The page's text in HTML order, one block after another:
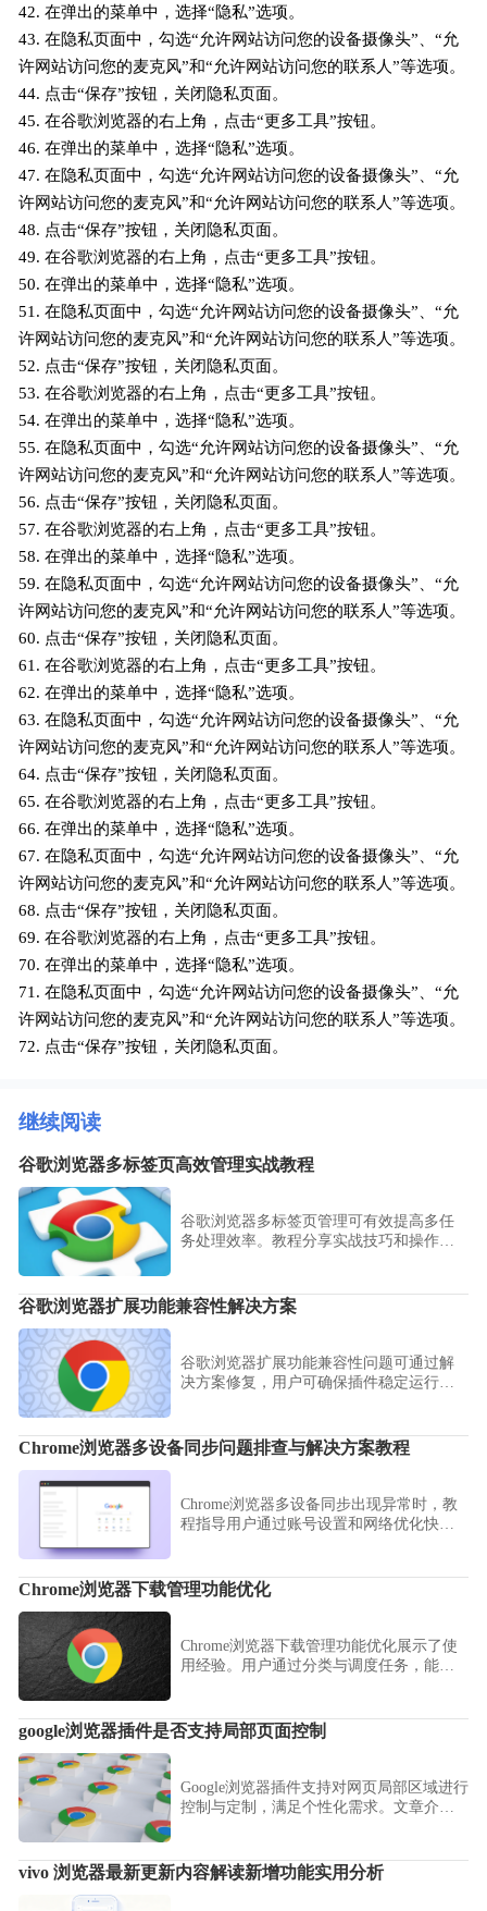
42. 在弹出的菜单中，选择“隐私”选项。
43. 在隐私页面中，勾选“允许网站访问您的设备摄像头”、“允
许网站访问您的麦克风”和“允许网站访问您的联系人”等选项。
44. 点击“保存”按钮，关闭隐私页面。
45. 在谷歌浏览器的右上角，点击“更多工具”按钮。
46. 在弹出的菜单中，选择“隐私”选项。
47. 在隐私页面中，勾选“允许网站访问您的设备摄像头”、“允
许网站访问您的麦克风”和“允许网站访问您的联系人”等选项。
48. 点击“保存”按钮，关闭隐私页面。
49. 在谷歌浏览器的右上角，点击“更多工具”按钮。
50. 在弹出的菜单中，选择“隐私”选项。
51. 在隐私页面中，勾选“允许网站访问您的设备摄像头”、“允
许网站访问您的麦克风”和“允许网站访问您的联系人”等选项。
52. 点击“保存”按钮，关闭隐私页面。
53. 在谷歌浏览器的右上角，点击“更多工具”按钮。
54. 在弹出的菜单中，选择“隐私”选项。
55. 在隐私页面中，勾选“允许网站访问您的设备摄像头”、“允
许网站访问您的麦克风”和“允许网站访问您的联系人”等选项。
56. 点击“保存”按钮，关闭隐私页面。
57. 在谷歌浏览器的右上角，点击“更多工具”按钮。
58. 在弹出的菜单中，选择“隐私”选项。
59. 在隐私页面中，勾选“允许网站访问您的设备摄像头”、“允
许网站访问您的麦克风”和“允许网站访问您的联系人”等选项。
60. 点击“保存”按钮，关闭隐私页面。
61. 在谷歌浏览器的右上角，点击“更多工具”按钮。
62. 在弹出的菜单中，选择“隐私”选项。
63. 在隐私页面中，勾选“允许网站访问您的设备摄像头”、“允
许网站访问您的麦克风”和“允许网站访问您的联系人”等选项。
64. 点击“保存”按钮，关闭隐私页面。
65. 在谷歌浏览器的右上角，点击“更多工具”按钮。
66. 在弹出的菜单中，选择“隐私”选项。
67. 在隐私页面中，勾选“允许网站访问您的设备摄像头”、“允
许网站访问您的麦克风”和“允许网站访问您的联系人”等选项。
68. 点击“保存”按钮，关闭隐私页面。
69. 在谷歌浏览器的右上角，点击“更多工具”按钮。
70. 在弹出的菜单中，选择“隐私”选项。
71. 在隐私页面中，勾选“允许网站访问您的设备摄像头”、“允
许网站访问您的麦克风”和“允许网站访问您的联系人”等选项。
72. 点击“保存”按钮，关闭隐私页面。
继续阅读
谷歌浏览器多标签页高效管理实战教程
谷歌浏览器多标签页管理可有效提高多任
务处理效率。教程分享实战技巧和操作方
谷歌浏览器扩展功能兼容性解决方案
谷歌浏览器扩展功能兼容性问题可通过解
决方案修复，用户可确保插件稳定运行，
Chrome浏览器多设备同步问题排查与解决方案教程
Chrome浏览器多设备同步出现异常时，教
程指导用户通过账号设置和网络优化快速
Chrome浏览器下载管理功能优化
Chrome浏览器下载管理功能优化展示了使
用经验。用户通过分类与调度任务，能够
google浏览器插件是否支持局部页面控制
Google浏览器插件支持对网页局部区域进行
控制与定制，满足个性化需求。文章介绍
vivo 浏览器最新更新内容解读新增功能实用分析